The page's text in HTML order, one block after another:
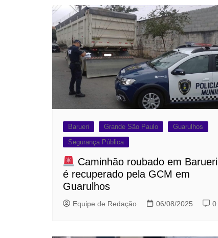
Barueri Grande São Paulo
Guarulhos
Segurança Pública
Caminhão roubado em Barueri
é recuperado pela GCM em
Guarulhos
Equipe de Redação 06/08/2025 0